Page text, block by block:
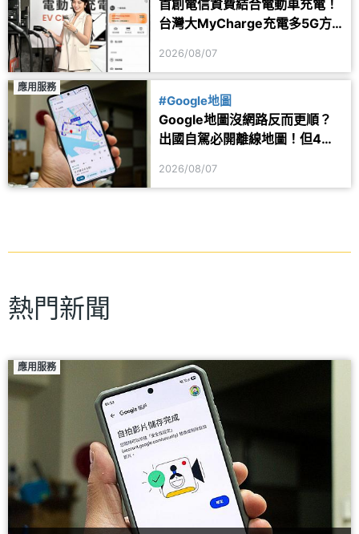
首創電信資費結合電動車充電！
台灣大MyCharge充電多5G方
2026/08/07
應用服務
#Google地圖
Google地圖沒網路反而更順？
出國自駕必開離線地圖！但4項
2026/08/07
熱門新聞
應用服務